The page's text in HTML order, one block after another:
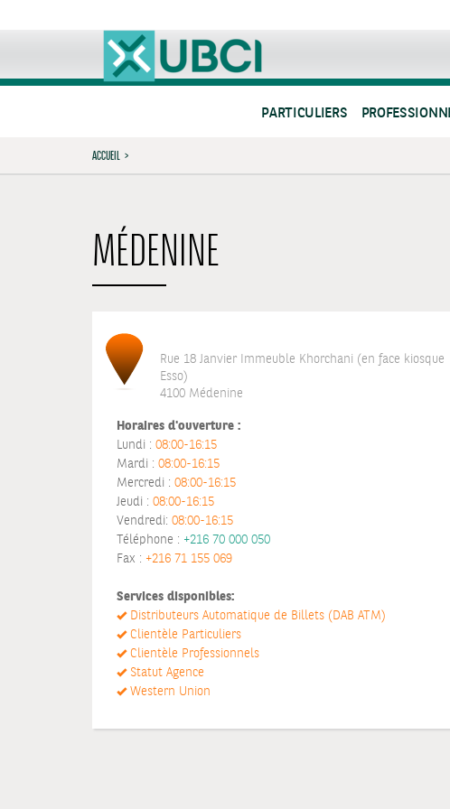
PARTICULIERS
ACCUEIL >
MÉDENINE
Rue 18 Janvier Immeuble Khorchani (en face kiosque
Esso)
4100 Médenine
Horaires d'ouverture :
Lundi : 08:00-16:15
Mardi : 08:00-16:15
Mercredi : 08:00-16:15
Jeudi : 08:00-16:15
Vendredi: 08:00-16:15
Téléphone : +216 70 000 050
Fax : +216 71 155 069
Services disponibles:
Distributeurs Automatique de Billets (DAB ATM)
Clientèle Particuliers
Clientèle Professionnels
Statut Agence
Western Union